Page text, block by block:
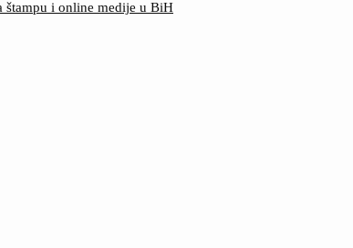
štampu i online medije u BiH